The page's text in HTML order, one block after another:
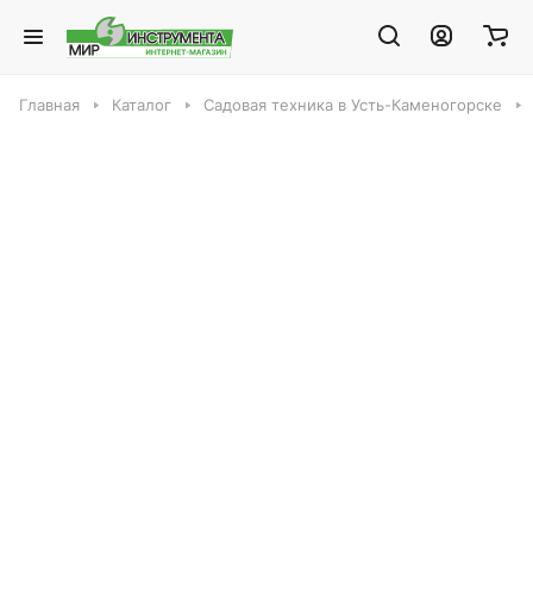
Главная Каталог Садовая техника в Усть-Каменогорске